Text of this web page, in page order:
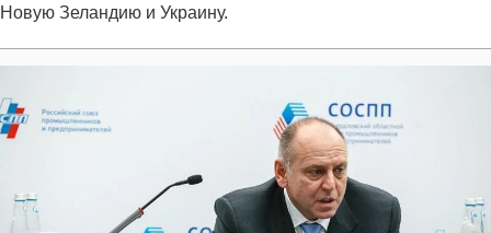
Новую Зеландию и Украину.